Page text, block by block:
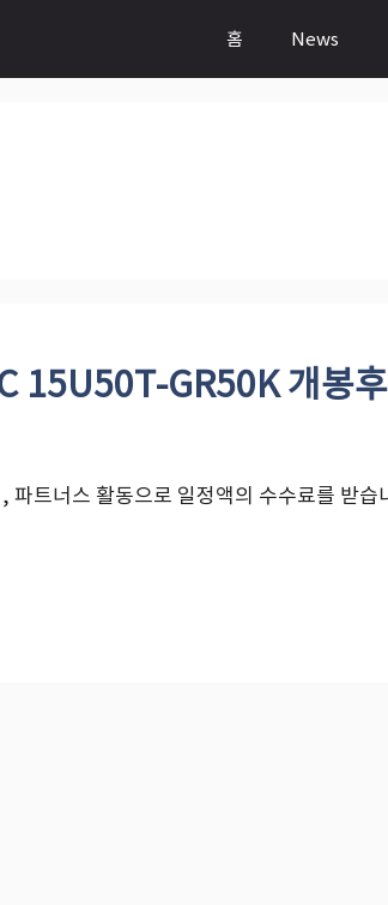
홈 News
15U50T-GR50K 개봉후
트너스 활동으로 일정액의 수수료를 받습